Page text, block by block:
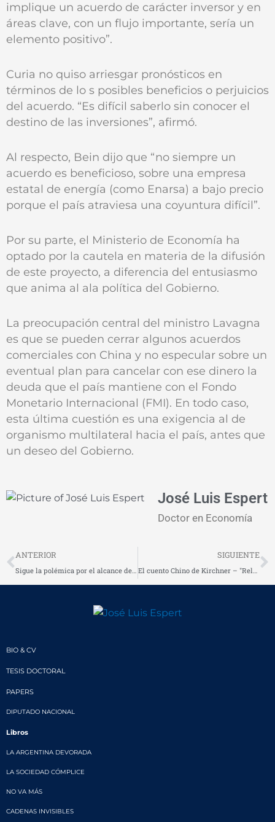
implique un acuerdo de carácter inversor y en
áreas clave, con un flujo importante, sería un
elemento positivo”.
Curia no quiso arriesgar pronósticos en
términos de lo s posibles beneficios o perjuicios
del acuerdo. “Es difícil saberlo sin conocer el
destino de las inversiones”, afirmó.
Al respecto, Bein dijo que “no siempre un
acuerdo es beneficioso, sobre una empresa
estatal de energía (como Enarsa) a bajo precio
porque el país atraviesa una coyuntura difícil”.
Por su parte, el Ministerio de Economía ha
optado por la cautela en materia de la difusión
de este proyecto, a diferencia del entusiasmo
que anima al ala política del Gobierno.
La preocupación central del ministro Lavagna
es que se pueden cerrar algunos acuerdos
comerciales con China y no especular sobre un
eventual plan para cancelar con ese dinero la
deuda que el país mantiene con el Fondo
Monetario Internacional (FMI). En todo caso,
esta última cuestión es una exigencia al de
organismo multilateral hacia el país, antes que
un deseo del Gobierno.
José Luis Espert
Doctor en Economía
Prev
ANTERIOR
Sigue la polémica por el alcance del fallo pesificador
SIGUIENTE
El cuento Chino de Kirchner – "Relativizó China el alcance del futuro acuerdo bilateral"
BIO & CV
TESIS DOCTORAL
PAPERS
DIPUTADO NACIONAL
Libros
LA ARGENTINA DEVORADA
LA SOCIEDAD CÓMPLICE
NO VA MÁS
CADENAS INVISIBLES